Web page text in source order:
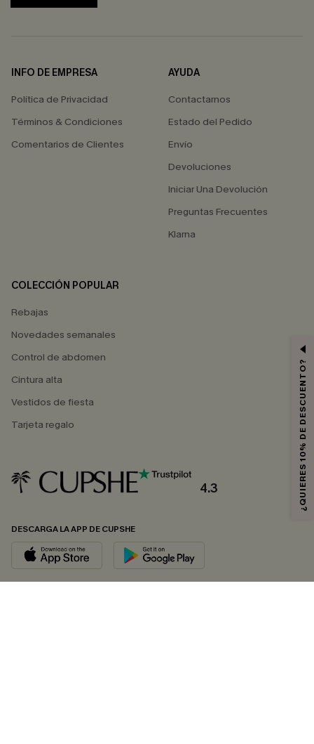
INFO DE EMPRESA
Política de Privacidad
Términos & Condiciones
Comentarios de Clientes
AYUDA
Contactarnos
Estado del Pedido
Envío
Devoluciones
Iniciar Una Devolución
Preguntas Frecuentes
Klarna
COLECCIÓN POPULAR
Rebajas
Novedades semanales
Control de abdomen
Cintura alta
Vestidos de fiesta
Tarjeta regalo
4.3
DESCARGA LA APP DE CUPSHE
¿QUIERES 10% DE DESCUENTO?